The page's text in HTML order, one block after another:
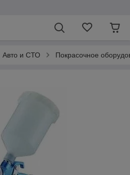
Авто и СТО Покрасочное